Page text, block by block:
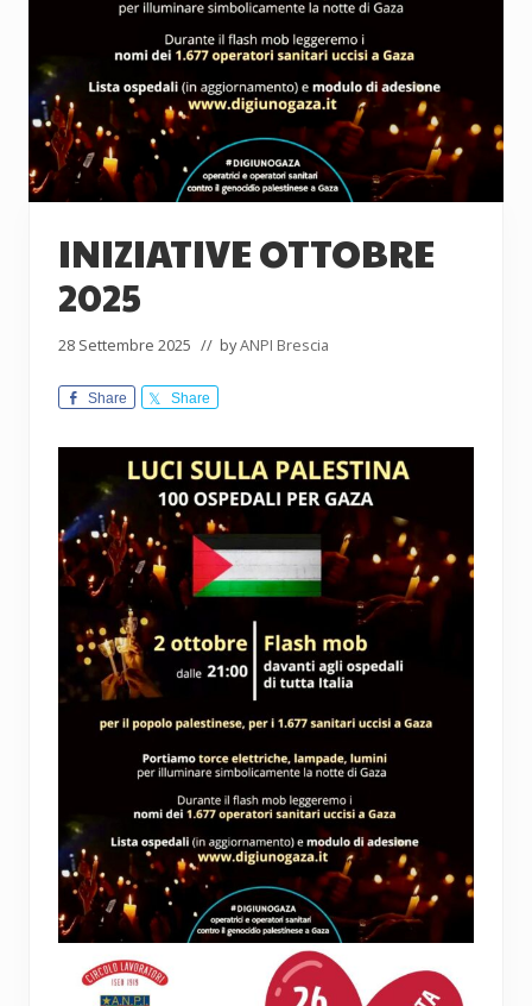
INIZIATIVE OTTOBRE
2025
28 Settembre 2025 // byANPI Brescia
Share Share